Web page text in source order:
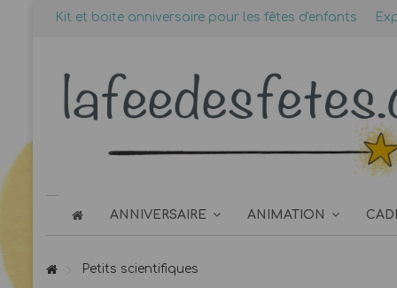
Kit et boite anniversaire pour les fêtes d'enfants
ANNIVERSAIRE ANIMATION
Petits scientifiques